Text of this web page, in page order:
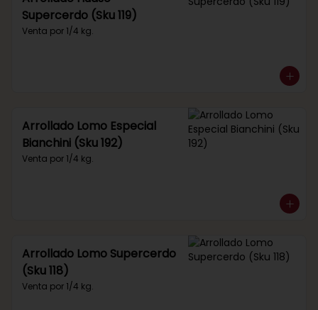
Supercerdo (Sku 119)
Venta por 1/4 kg.
Arrollado Lomo Especial
Bianchini (Sku 192)
Venta por 1/4 kg.
Arrollado Lomo Supercerdo
(Sku 118)
Venta por 1/4 kg.